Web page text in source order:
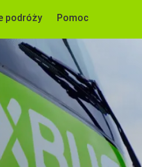
podróży Pomoc